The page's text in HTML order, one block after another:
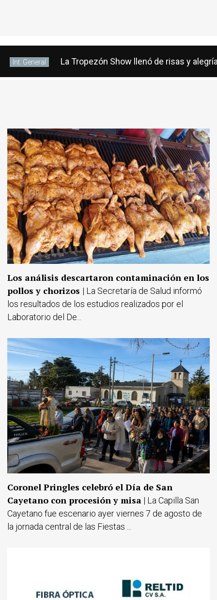
Int. General La Tropezón Show llenó de risas y
Los análisis descartaron contaminación en los
pollos y chorizos | La Secretaría de Salud informó
los resultados de los estudios realizados por el
Laboratorio del De...
Coronel Pringles celebró el Día de San
Cayetano con procesión y misa | La Capilla San
Cayetano fue escenario ayer viernes 7 de agosto de
la jornada central de las Fiestas ...